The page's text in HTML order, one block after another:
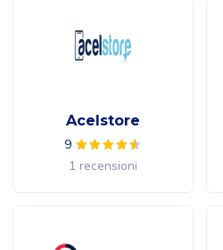
Acelstore
9
1 recensioni